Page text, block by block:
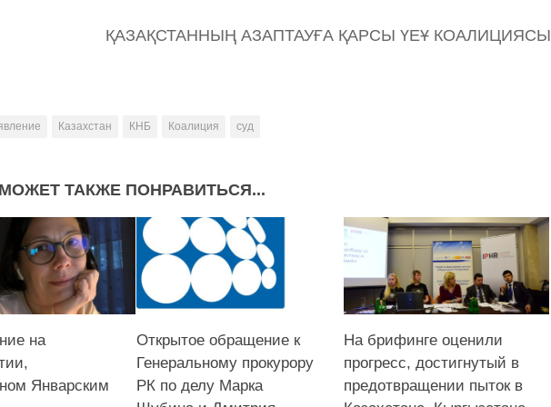
ҚАЗАҚСТАННЫҢ АЗАПТАУҒА ҚАРСЫ ҮЕҰ КОАЛИЦИЯСЫ
Казахстан КНБ Коалиция суд
ТАКЖЕ ПОНРАВИТЬСЯ...
на
Январским
Открытое обращение к
Генеральному прокурору
РК по делу Марка
На брифинге оценили
прогресс, достигнутый в
предотвращении пыток в